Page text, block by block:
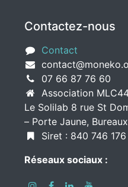
Contactez-nous
Contact
07 66 87 76 60
Association
Le Solilab 8 rue St
– Porte Jaune,
Siret : 840 746
Réseaux sociaux :